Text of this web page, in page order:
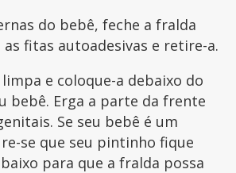
do bebê, feche a fralda
as fitas autoadesivas e retire-a.
e coloque-a debaixo do
bebê. Erga a parte da frente
Se seu bebê é um
se que seu pintinho fique
para que a fralda possa